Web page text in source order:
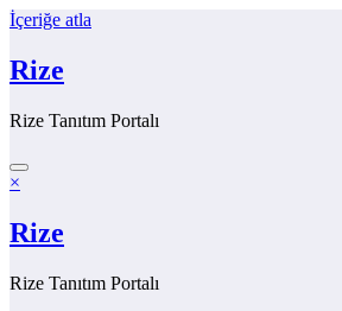
İçeriğe atla
Rize
Rize Tanıtım Portalı
×
Rize
Rize Tanıtım Portalı